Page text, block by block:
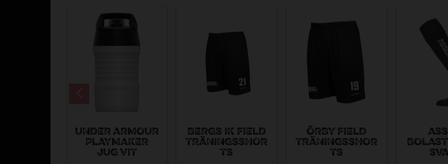
UNDER ARMOUR
PLAYMAKER
JUG VIT
BERGS IK FIELD
TRÄNINGSSHOR
TS
ÖRBY FIELD
TRÄNINGSSHOR
TS